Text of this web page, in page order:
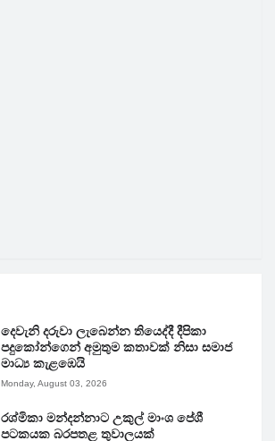
දෙවැනි දරුවා ලැබෙන්න තියෙද්දී දීපිකා
පදුකෝන්ගෙන් අමුතුම කතාවක් නිසා සමාජ
මාධ්‍ය කැළඹෙයි
Monday, August 03, 2026
රශ්මිකා මන්දන්නාට උකුල් මාංශ පේශී
පටකයක බරපතළ තුවාලයක්